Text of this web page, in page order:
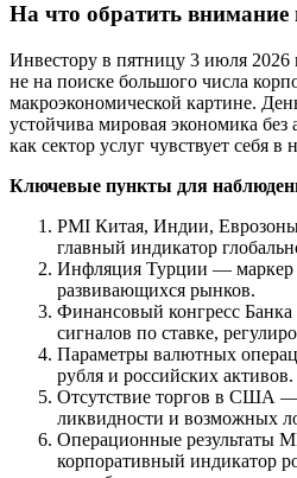
На что обратить внимание
Инвестору в пятницу 3 июля 2026
не на поиске большого числа
макроэкономической картине.
устойчива мировая экономика без
как сектор услуг чувствует себя в
Ключевые пункты для
PMI Китая, Индии,
главный индикатор
Инфляция Турции — маркер
развивающихся рынков.
Финансовый конгресс
сигналов по ставке,
Параметры валютных
рубля и российских активов.
Отсутствие торгов в США
ликвидности и возможных
Операционные результаты
корпоративный индикатор